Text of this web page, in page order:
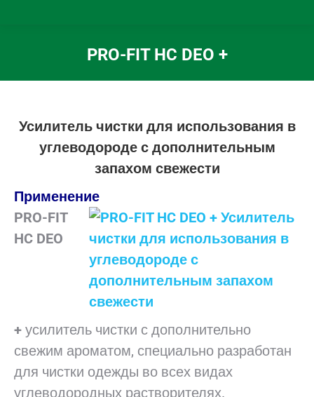
PRO-FIT HC DEO +
Вы здесь:
Усилитель чистки для использования в
углеводороде с дополнительным
запахом свежести
Применение
PRO-FIT
HC DEO
+ усилитель чистки с дополнительно
свежим ароматом, специально разработан
для чистки одежды во всех видах
углеводородных растворителях.